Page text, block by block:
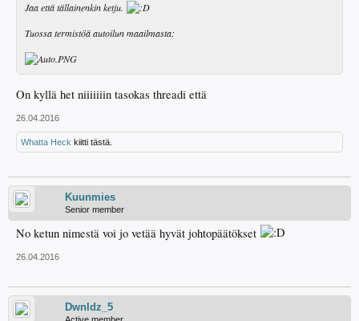
Jaa että tällainenkin ketju.
Tuossa termistöä autoilun maailmasta:
On kyllä het niiiiiiin tasokas threadi että
26.04.2016
Whatta Heck kiitti tästä.
Kuunmies
Senior member
No ketun nimestä voi jo vetää hyvät johtopäätökset
26.04.2016
Dwnldz_5